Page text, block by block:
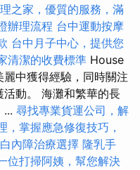
之家，優質的服務，滿
辦理流程 台中運動按摩
台中月子中心，提供您
清潔的收費標準 House
中獲得經驗，同時關注
動。 海灘和繁華的長
... 尋找專業貨運公司，解
，掌握應急修復技巧，
白內障治療選擇 隆乳手
位打掃阿姨，幫您解決